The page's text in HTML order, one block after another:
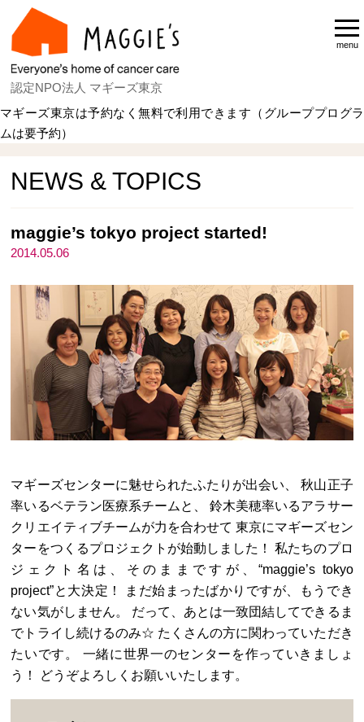
認定NPO法人 マギーズ東京
menu
マギーズ東京は予約なく無料で利用できます（グループプログラ
ムは要予約）
NEWS & TOPICS
maggie’s tokyo project started!
2014.05.06
マギーズセンターに魅せられたふたりが出会い、 秋山正子
率いるベテラン医療系チームと、 鈴木美穂率いるアラサー
クリエイティブチームが力を合わせて 東京にマギーズセン
ターをつくるプロジェクトが始動しました！ 私たちのプロ
ジェクト名は、そのままですが、“maggie’s tokyo
project”と大決定！ まだ始まったばかりですが、もうでき
ない気がしません。 だって、あとは一致団結してできるま
でトライし続けるのみ☆ たくさんの方に関わっていただき
たいです。 一緒に世界一のセンターを作っていきましょ
う！ どうぞよろしくお願いいたします。